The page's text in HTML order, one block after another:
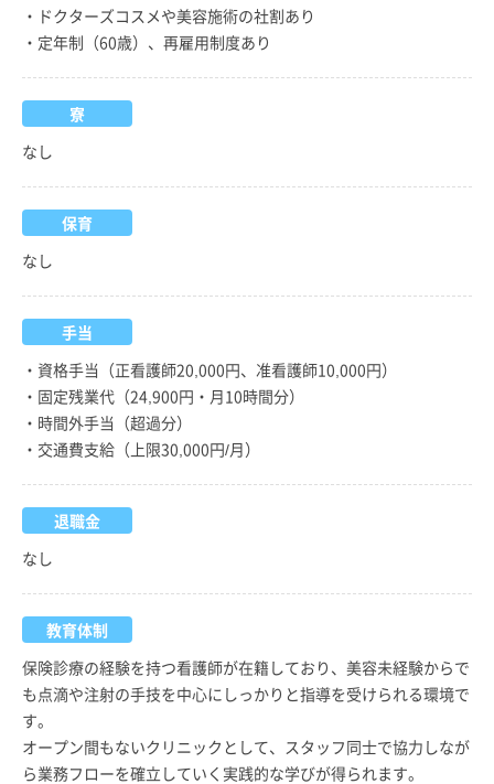
・ドクターズコスメや美容施術の社割あり
・定年制（60歳）、再雇用制度あり
寮
なし
保育
なし
手当
・資格手当（正看護師20,000円、准看護師10,000円）
・固定残業代（24,900円・月10時間分）
・時間外手当（超過分）
・交通費支給（上限30,000円/月）
退職金
なし
教育体制
保険診療の経験を持つ看護師が在籍しており、美容未経験からで
も点滴や注射の手技を中心にしっかりと指導を受けられる環境で
す。
オープン間もないクリニックとして、スタッフ同士で協力しなが
ら業務フローを確立していく実践的な学びが得られます。